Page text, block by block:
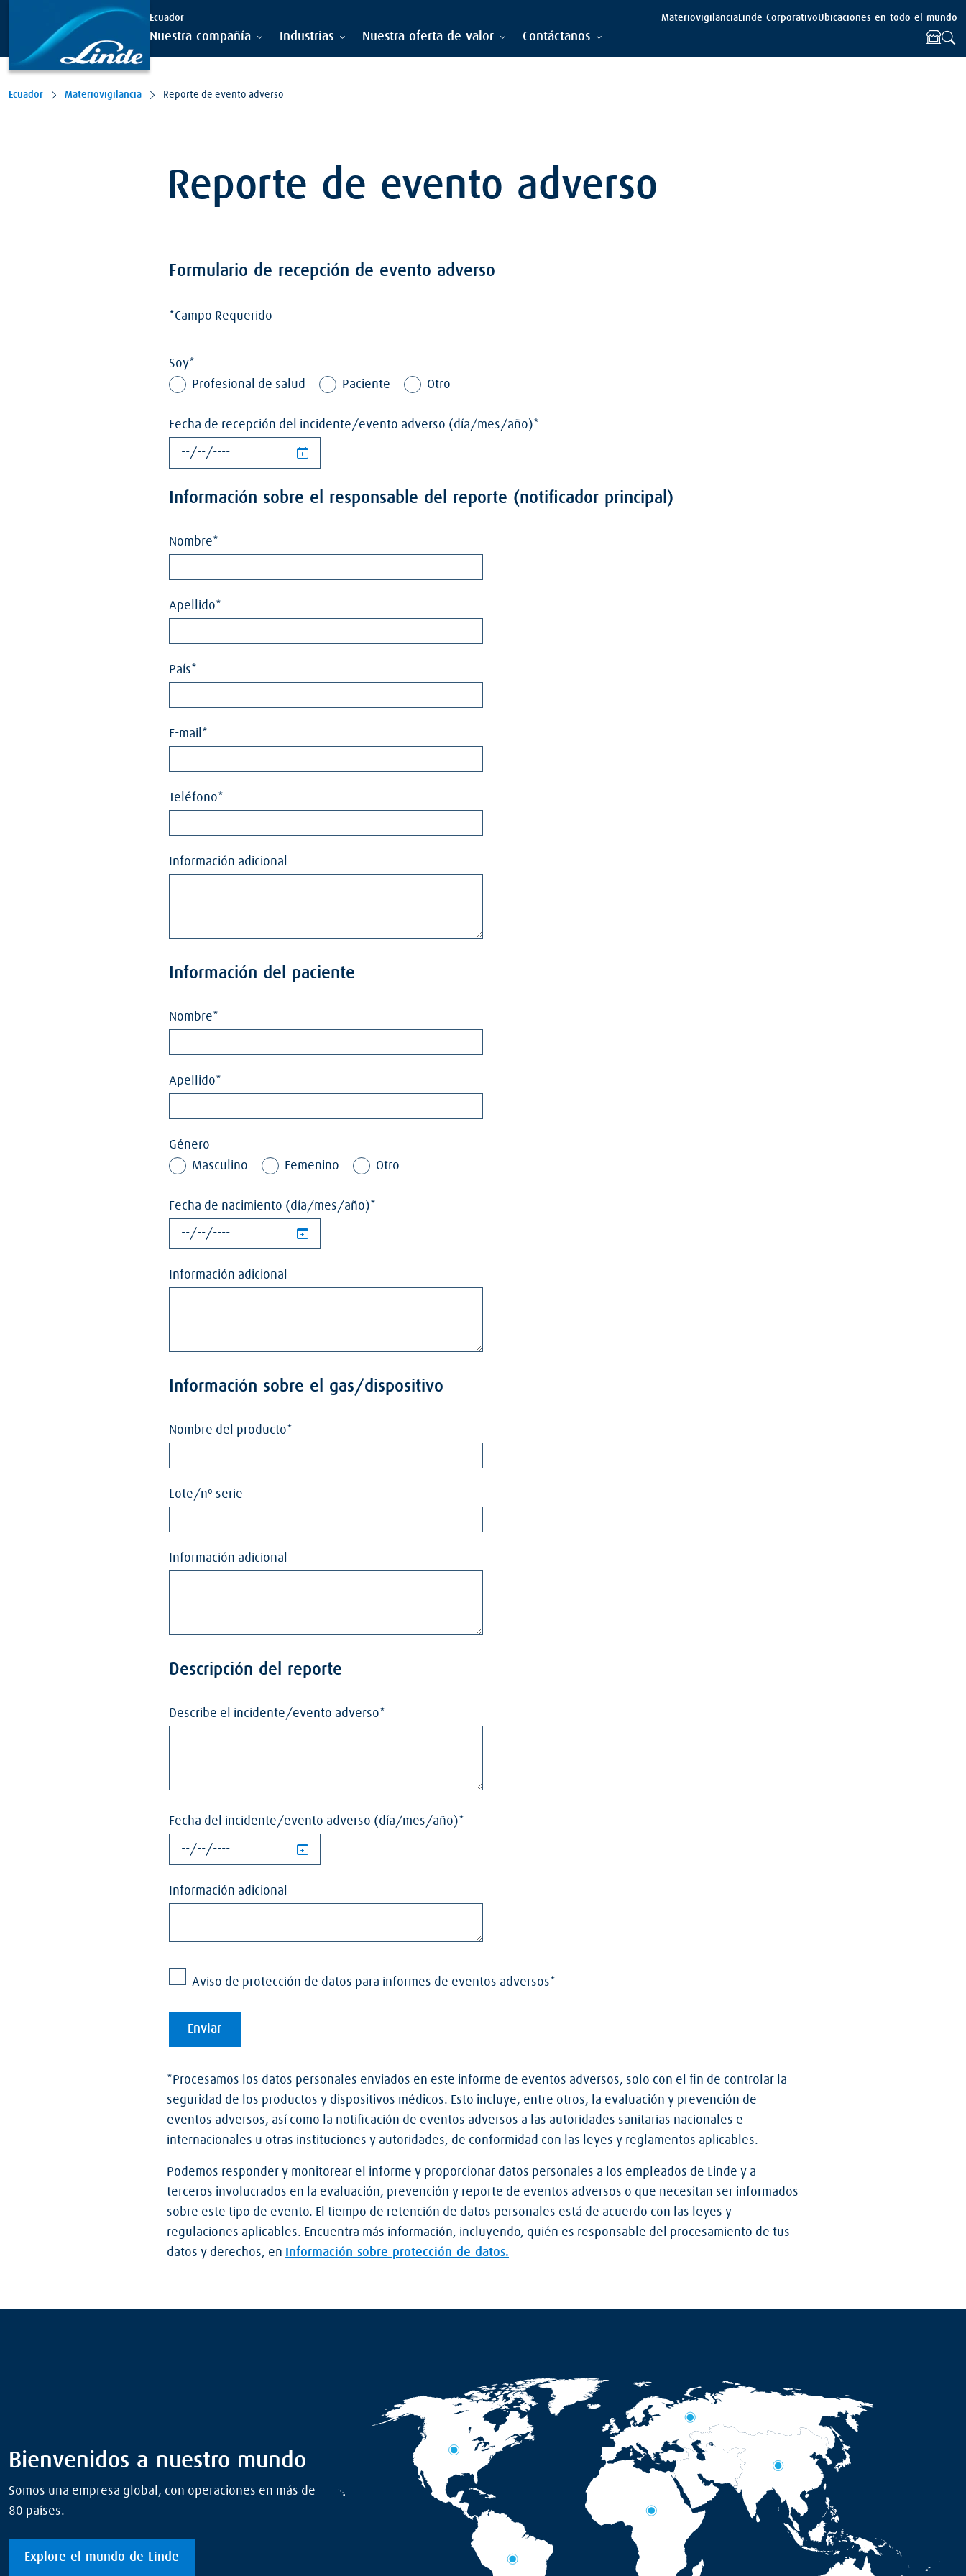
Ecuador MateriovigilanciaLinde CorporativoUbicaciones en todo el mundo
Nuestra compañía Industrias Nuestra oferta de valor Contáctanos
Ecuador Materiovigilancia Reporte de evento adverso
Reporte de evento adverso
*Procesamos los datos personales enviados en este informe de eventos adversos, solo con el fin de controlar la
seguridad de los productos y dispositivos médicos. Esto incluye, entre otros, la evaluación y prevención de
eventos adversos, así como la notificación de eventos adversos a las autoridades sanitarias nacionales e
internacionales u otras instituciones y autoridades, de conformidad con las leyes y reglamentos aplicables.
Podemos responder y monitorear el informe y proporcionar datos personales a los empleados de Linde y a
terceros involucrados en la evaluación, prevención y reporte de eventos adversos o que necesitan ser informados
sobre este tipo de evento. El tiempo de retención de datos personales está de acuerdo con las leyes y
regulaciones aplicables. Encuentra más información, incluyendo, quién es responsable del procesamiento de tus
datos y derechos, en
Información sobre protección de datos.
Bienvenidos a nuestro mundo
Somos una empresa global, con operaciones en más de
80 países.
Explore el mundo de Linde